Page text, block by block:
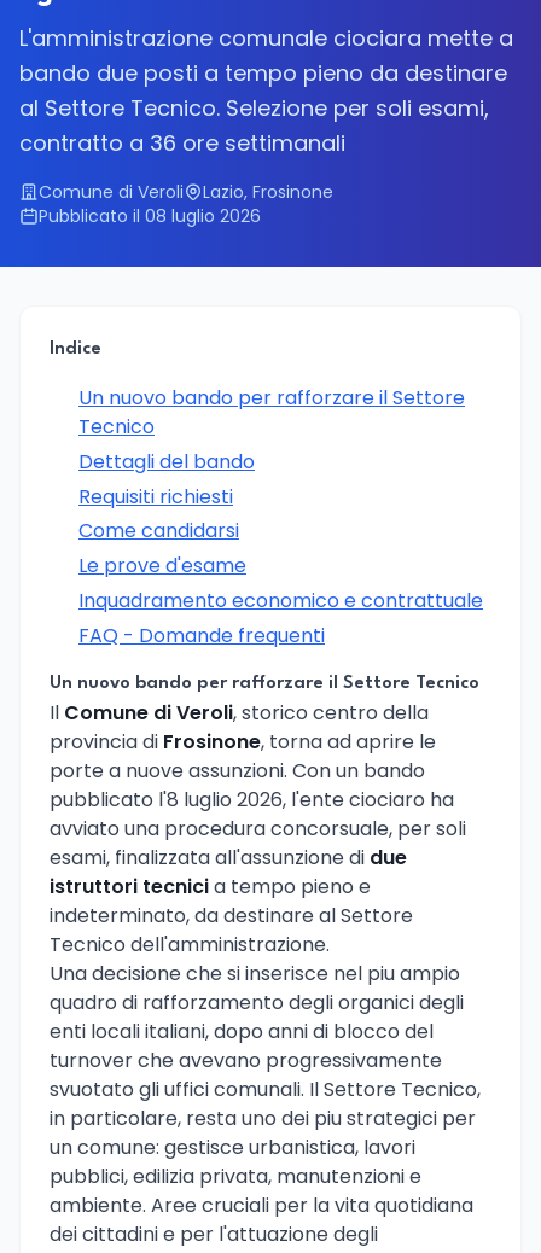
L'amministrazione comunale ciociara mette a
bando due posti a tempo pieno da destinare
al Settore Tecnico. Selezione per soli esami,
contratto a 36 ore settimanali
Comune di Veroli
Lazio, Frosinone
Pubblicato il 08 luglio 2026
Indice
Un nuovo bando per rafforzare il Settore
Tecnico
Dettagli del bando
Requisiti richiesti
Come candidarsi
Le prove d'esame
Inquadramento economico e contrattuale
FAQ - Domande frequenti
Un nuovo bando per rafforzare il Settore Tecnico
Il Comune di Veroli, storico centro della
provincia di Frosinone, torna ad aprire le
porte a nuove assunzioni. Con un bando
pubblicato l'8 luglio 2026, l'ente ciociaro ha
avviato una procedura concorsuale, per soli
esami, finalizzata all'assunzione di due
istruttori tecnicia tempo pieno e
indeterminato, da destinare al Settore
Tecnico dell'amministrazione.
Una decisione che si inserisce nel piu ampio
quadro di rafforzamento degli organici degli
enti locali italiani, dopo anni di blocco del
turnover che avevano progressivamente
svuotato gli uffici comunali. Il Settore Tecnico,
in particolare, resta uno dei piu strategici per
un comune: gestisce urbanistica, lavori
pubblici, edilizia privata, manutenzioni e
ambiente. Aree cruciali per la vita quotidiana
dei cittadini e per l'attuazione degli